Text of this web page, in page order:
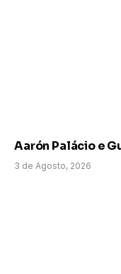
Aarón Palácio e
3 de Agosto, 2026